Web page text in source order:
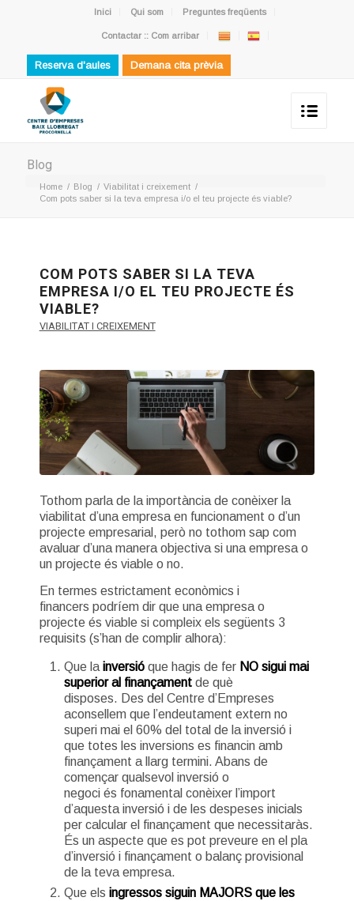
Inici Qui som Preguntes freqüents
Contactar :: Com arribar
Reserva d'aules Demana cita prèvia
Blog
Home / Blog / Viabilitat i creixement /
Com pots saber si la teva empresa i/o el teu projecte és viable?
COM POTS SABER SI LA TEVA
EMPRESA I/O EL TEU PROJECTE ÉS
VIABLE?
VIABILITAT I CREIXEMENT
Tothom parla de la importància de conèixer la
viabilitat d’una empresa en funcionament o d’un
projecte empresarial, però no tothom sap com
avaluar d’una manera objectiva si una empresa o
un projecte és viable o no.
En termes estrictament econòmics i
financers podríem dir que una empresa o
projecte és viable si compleix els següents 3
requisits (s’han de complir alhora):
Que la inversióque hagis de fer NO sigui mai
superior al finançamentde què
disposes. Des del Centre d’Empreses
aconsellem que l’endeutament extern no
superi mai el 60% del total de la inversió i
que totes les inversions es financin amb
finançament a llarg termini. Abans de
començar qualsevol inversió o
negoci és fonamental conèixer l’import
d’aquesta inversió i de les despeses inicials
per calcular el finançament que necessitaràs.
És un aspecte que es pot preveure en el pla
d’inversió i finançament o balanç provisional
de la teva empresa.
Que els ingressos siguin MAJORS que les